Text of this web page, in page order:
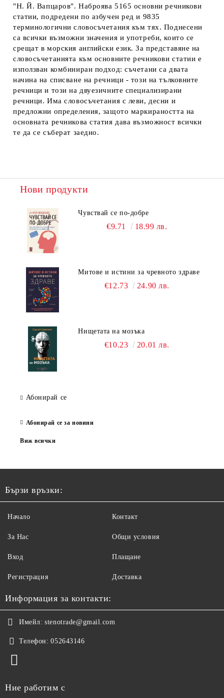
"Н. Й. Вапцаров". Наброява 5165 основни речникови
статии, подредени по азбучен ред и 9835
терминологични словосъчетания към тях. Поднесeни
са всички възможни значения и употреби, които се
срещат в морския английски език. За представяне на
словосъчетанията към основните речникови статии е
използван комбиниран подход: съчетани са двата
начина на списване на речници - този на тълковните
речници и този на двуезичнитe специализирани
речници. Има словосъчетания с леви, десни и
предложни определения, защото маркираността на
основната речникова статия дава възможност всички
те да се съберат заедно.
Нови продукти
Чувствай се по-добре
€9.71 18.99 лв.
Митове и истини за чревното здраве
€12.73 24.90 лв.
Нищетата на мозъка
€10.23 20.01 лв.
Абонирай се
Абонирай се за новини
Виж всички
Бързи връзки:
Начало
За Нас
Вход
Регистрация
Контакт
Общи условия
Плащане
Доставка
Информация за контакти:
Имейл: stenotrade@gmail.com
Телефон: 052643146
Ние работим с